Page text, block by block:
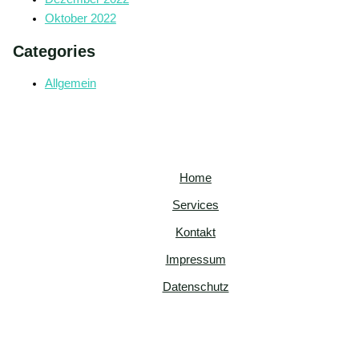
Oktober 2022
Categories
Allgemein
Home
Services
Kontakt
Impressum
Datenschutz